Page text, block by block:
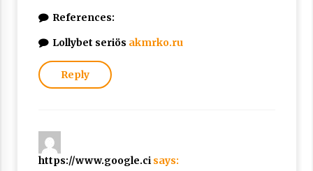
References:
Lollybet seriös akmrko.ru
Reply
https://www.google.ci says: